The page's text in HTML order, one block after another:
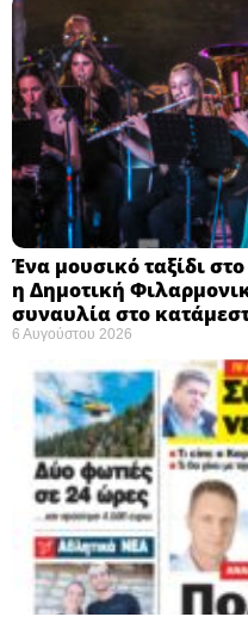
Ένα μουσικό ταξίδι
η Δημοτική
συναυλία στο
6 Αυγούστου 2026